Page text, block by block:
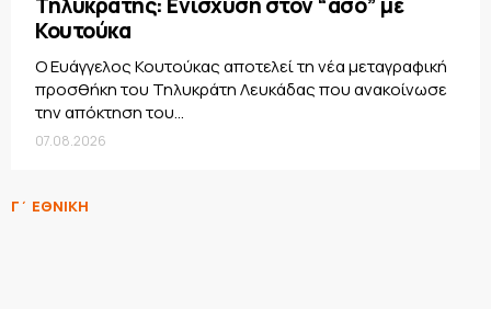
Τηλυκράτης: Ενίσχυση στον “άσο” με
Κουτούκα
Ο Ευάγγελος Κουτούκας αποτελεί τη νέα μεταγραφική
προσθήκη του Τηλυκράτη Λευκάδας που ανακοίνωσε
την απόκτηση του...
07.08.2026
Γ΄ ΕΘΝΙΚΗ